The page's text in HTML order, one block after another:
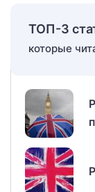
ТОП-3
которые